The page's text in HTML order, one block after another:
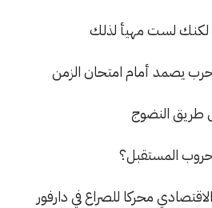
لست مهيأ لذلك
يصمد أمام امتحان الزمن
المستقبل؟
محركا للصراع في دارفور